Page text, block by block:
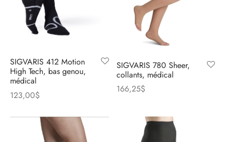
SIGVARIS 412 Motion
High Tech, bas genou,
médical
123,00$
SIGVARIS 780 Sheer,
collants, médical
166,25$